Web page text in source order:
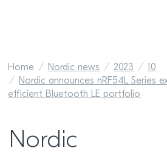
Home Nordic news 2023
10
Nordic announces nRF54L Series
efficient Bluetooth LE portfolio
Nordic